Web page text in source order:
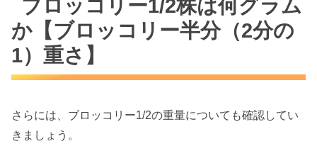
ブロッコリー1/2株は何グラム
か【ブロッコリー半分（2分の
1）重さ】
さらには、ブロッコリー1/2の重量についても確認してい
きましょう。